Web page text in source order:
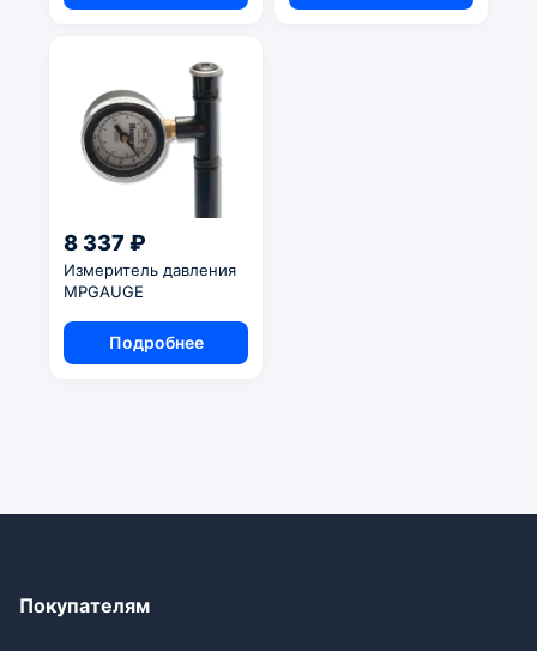
8 337 ₽
Измеритель давления
MPGAUGE
Подробнее
Покупателям